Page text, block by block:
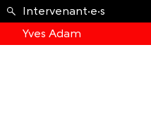
École ›
Intervenant·e·s
Yves Adam